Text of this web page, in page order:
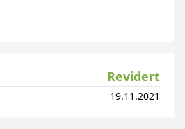
Revidert
19.11.2021